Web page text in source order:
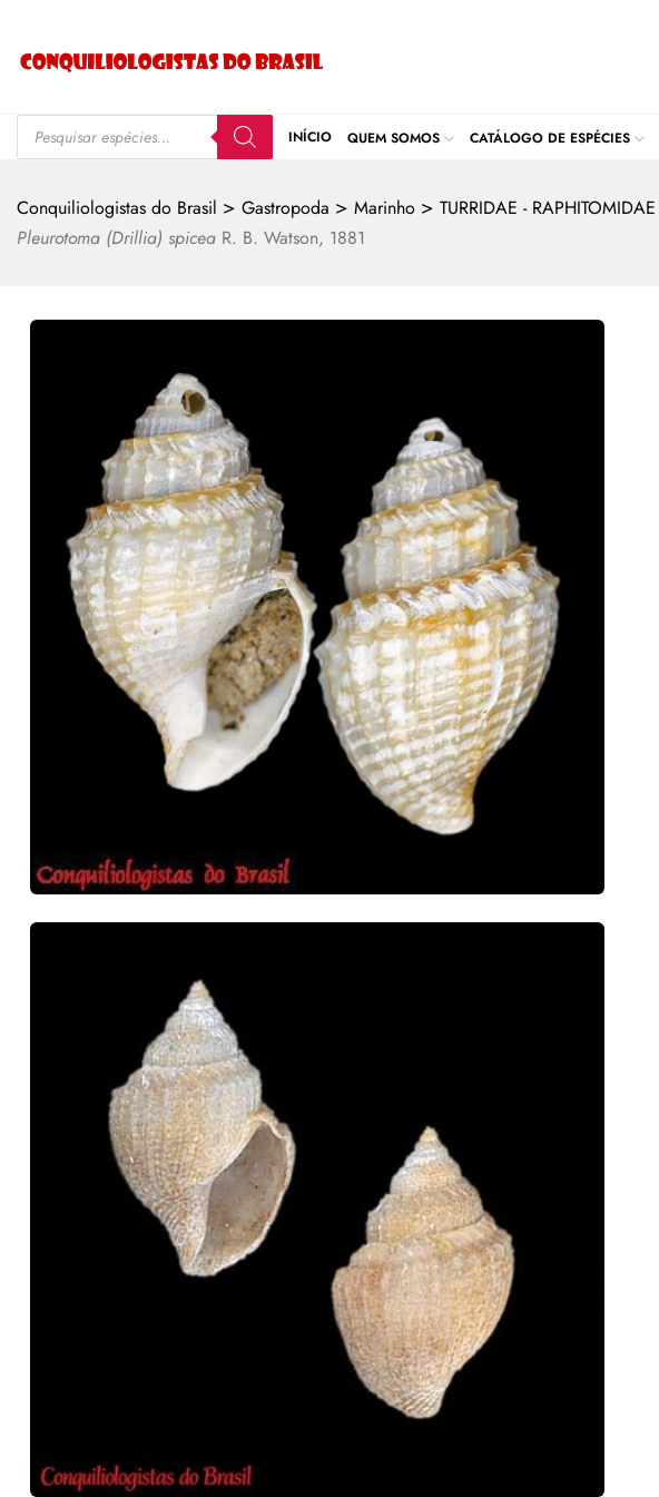
INÍCIO QUEM SOMOS CATÁLOGO DE ESPÉCIES
Conquiliologistas do Brasil > Gastropoda > Marinho > TURRIDAE - RAPHITOMIDAE
Pleurotoma (Drillia) spicea R. B. Watson, 1881